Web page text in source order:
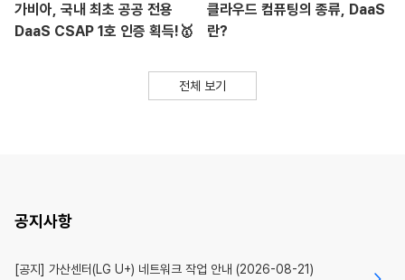
전체 보기
가비아, 국내 최초 공공 전용
DaaS CSAP 1호 인증 획득!🥇
클라우드 컴퓨팅의 종류, DaaS
란?
공지사항
[공지] 가산센터(LG U+) 네트워크 작업 안내 (2026-08-21)